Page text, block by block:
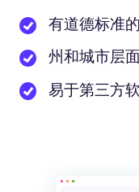
有道德标准
州和城市层
易于第三方